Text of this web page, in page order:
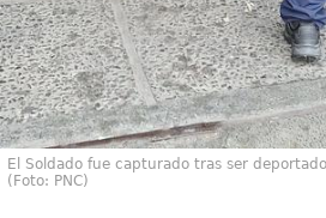
El Soldado fue capturado tras ser
(Foto: PNC)